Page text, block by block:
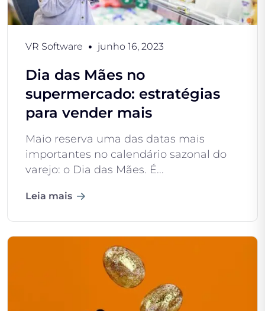
VR Software junho 16, 2023
Dia das Mães no
supermercado: estratégias
para vender mais
Maio reserva uma das datas mais
importantes no calendário sazonal do
varejo: o Dia das Mães. É...
Leia mais